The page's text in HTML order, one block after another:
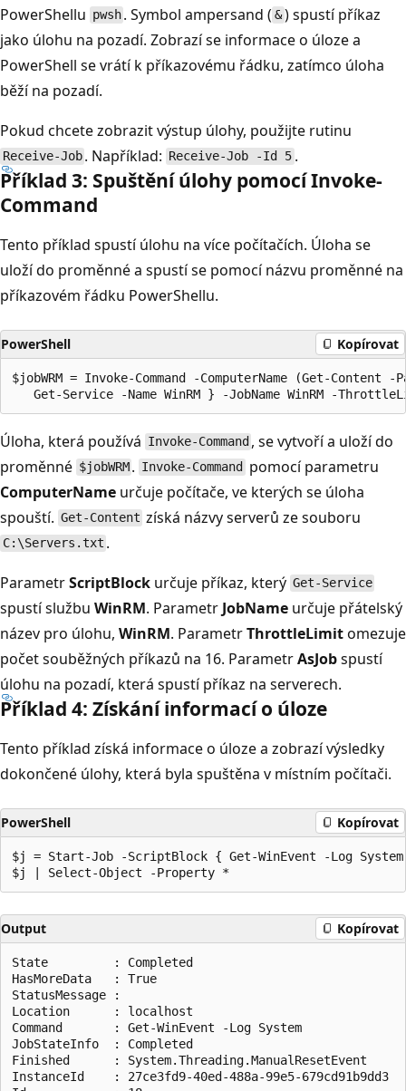
PowerShellu pwsh . Symbol ampersand (&) spustí příkaz
jako úlohu na pozadí. Zobrazí se informace o úloze a
PowerShell se vrátí k příkazovému řádku, zatímco úloha
běží na pozadí.
Pokud chcete zobrazit výstup úlohy, použijte rutinu
Receive-Job . Například: Receive-Job -Id 5 .
Příklad 3: Spuštění úlohy pomocí Invoke-
Command
Tento příklad spustí úlohu na více počítačích. Úloha se
uloží do proměnné a spustí se pomocí názvu proměnné na
příkazovém řádku PowerShellu.
PowerShell Kopírovat
$jobWRM = Invoke-Command -ComputerName (Get-
Úloha, která používá Invoke-Command , se vytvoří a uloží do
proměnné $jobWRM . Invoke-Command
pomocí parametru
ComputerName určuje počítače, ve kterých se úloha
spouští. Get-Content získá názvy serverů ze souboru
C:\Servers.txt .
ParametrScriptBlock určuje příkaz, který Get-Service
spustí službu WinRM. Parametr JobName určuje přátelský
název pro úlohu, WinRM. ParametrThrottleLimitomezuje
počet souběžných příkazů na 16. ParametrAsJobspustí
úlohu na pozadí, která spustí příkaz na serverech.
Příklad 4: Získání informací o úloze
Tento příklad získá informace o úloze a zobrazí výsledky
dokončené úlohy, která byla spuštěna v místním počítači.
PowerShell Kopírovat
$j = Start-Job -ScriptBlock { Get-WinEvent -Log
Output Kopírovat
State         : Completed
HasMoreData   : True
StatusMessage :
Location      : localhost
Command       : Get-WinEvent -Log System
JobStateInfo  : Completed
Finished      : System.Threading.ManualResetEvent
InstanceId    : 27ce3fd9-40ed-488a-99e5-679cd91b9dd3